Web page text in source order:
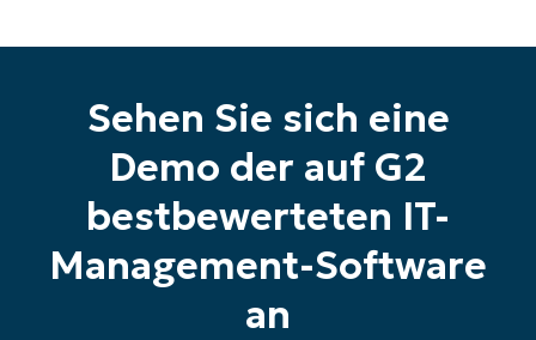
Sehen Sie sich eine
Demo der auf G2
bestbewerteten IT-
Management-Software
an